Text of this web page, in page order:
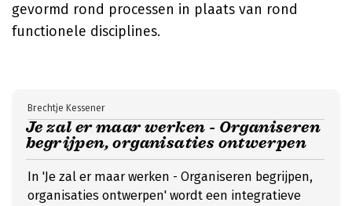
gevormd rond processen in plaats van rond
functionele disciplines.
Je zal er maar werken - Organiseren
begrijpen, organisaties ontwerpen
Brechtje Kessener
In 'Je zal er maar werken - Organiseren begrijpen,
organisaties ontwerpen' wordt een integratieve